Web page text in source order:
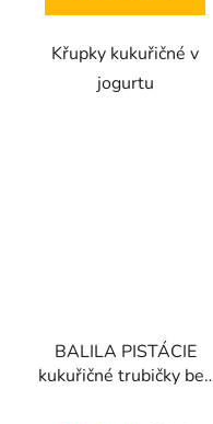
Křupky kukuřičné v
jogurtu
BALILA PISTÁCIE
kukuřičné trubičky bez